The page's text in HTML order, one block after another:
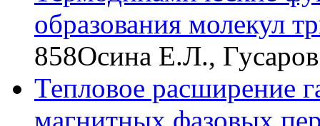
образования молекул
858Осина Е.Л.,
Тепловое расширение
магнитных фазовых